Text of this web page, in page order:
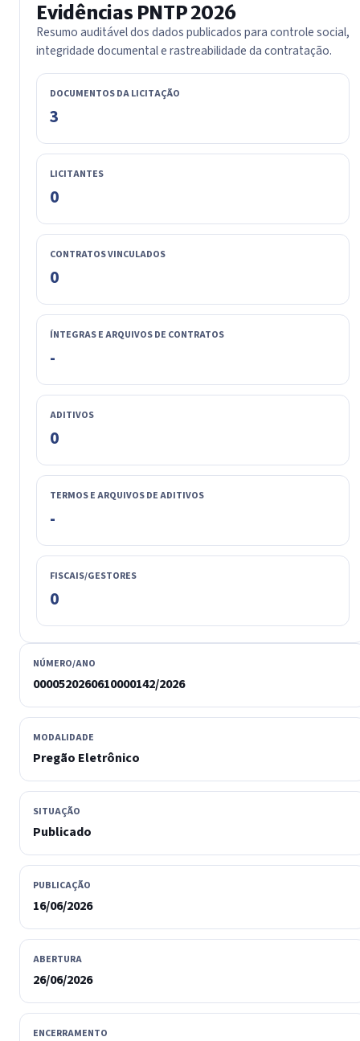
Evidências PNTP 2026
Resumo auditável dos dados publicados para controle social,
integridade documental e rastreabilidade da contratação.
DOCUMENTOS DA LICITAÇÃO
3
LICITANTES
0
CONTRATOS VINCULADOS
0
ÍNTEGRAS E ARQUIVOS DE CONTRATOS
-
ADITIVOS
0
TERMOS E ARQUIVOS DE ADITIVOS
-
FISCAIS/GESTORES
0
NÚMERO/ANO
0000520260610000142/2026
MODALIDADE
Pregão Eletrônico
SITUAÇÃO
Publicado
PUBLICAÇÃO
16/06/2026
ABERTURA
26/06/2026
ENCERRAMENTO